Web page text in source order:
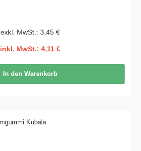
exkl. MwSt.: 3,45 €
inkl. MwSt.: 4,11 €
In den Warenkorb